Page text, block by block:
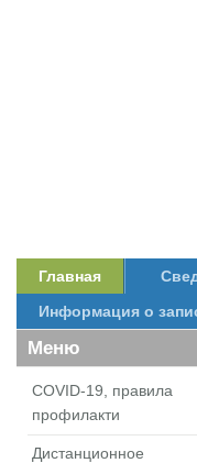
Главная
Информация о
Меню
COVID-19, правила
профилакти
Дистанционное